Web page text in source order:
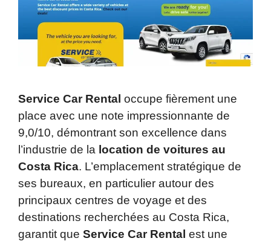
Service Car Rental occupe fièrement une
place avec une note impressionnante de
9,0/10, démontrant son excellence dans
l’industrie de la location de voitures au
Costa Rica. L’emplacement stratégique de
ses bureaux, en particulier autour des
principaux centres de voyage et des
destinations recherchées au Costa Rica,
garantit que Service Car Rental est une